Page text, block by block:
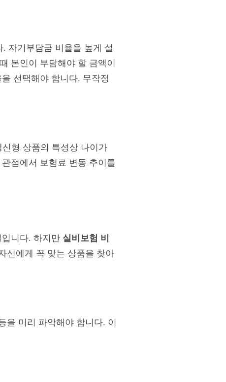
자기부담금 비율을 높게 설
본인이 부담해야 할 금액이
선택해야 합니다. 무작정
형 상품의 특성상 나이가
점에서 보험료 변동 추이를
니다. 하지만 실비보험 비
신에게 꼭 맞는 상품을 찾아
을 미리 파악해야 합니다. 이